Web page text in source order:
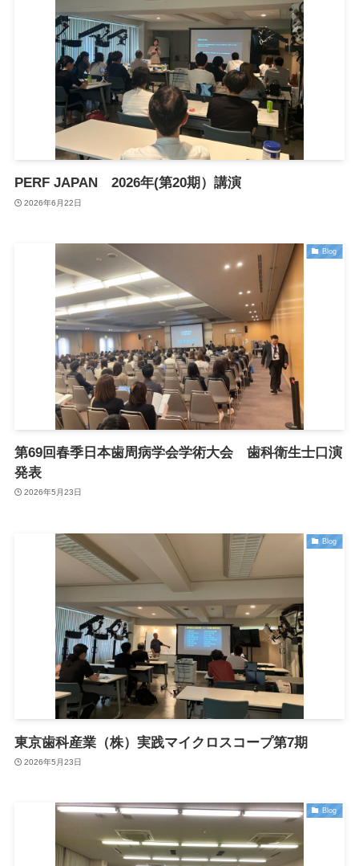
PERF JAPAN 2026年(第20期）講演
2026年6月22日
Blog
第69回春季日本歯周病学会学術大会 歯科衛生士口演
発表
2026年5月23日
Blog
東京歯科産業（株）実践マイクロスコープ第7期
2026年5月23日
Blog